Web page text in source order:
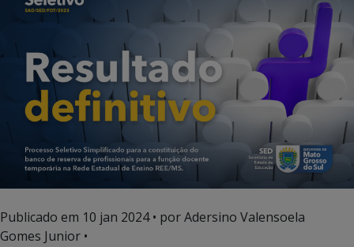
Publicado em 10 jan 2024• por Adersino Valensoela
Gomes Junior •